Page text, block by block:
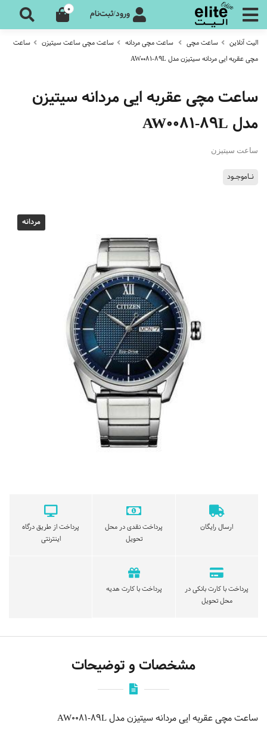
ورود/ثبت‌نام 0
الیت آنلاین ساعت مچی ساعت مچی مردانه ساعت مچی ساعت سیتیزن
ساعت
مچی عقربه ایی مردانه سیتیزن مدل AW0081-89L
ساعت مچی عقربه ایی مردانه سیتیزن
مدل AW0081-89L
ساعت سیتیزن
نـاموجـود
مردانه
ارسال رایگان
پرداخت نقدی در محل
تحویل
پرداخت از طریق درگاه
اینترنتی
پرداخت با کارت بانکی در
محل تحویل
پرداخت با کارت هدیه
مشخصات و توضیحات
ساعت مچی عقربه ایی مردانه سیتیزن مدل AW0081-89L